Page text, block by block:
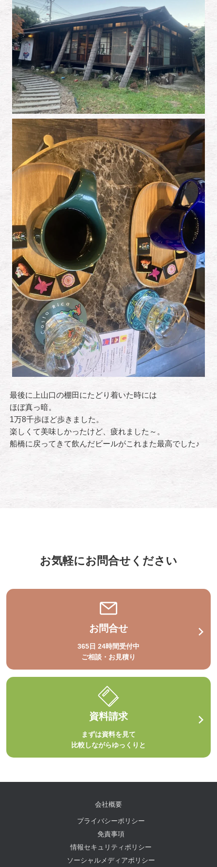
最後に上山口の棚田にたどり着いた時には
ほぼ真っ暗。
1万8千歩ほど歩きました。
楽しくて美味しかったけど、疲れました～。
船橋に戻ってきて飲んだビールがこれまた最高でした♪
お気軽にお問合せください
お問合せ
365日 24時間受付中
ご相談・お見積り
資料請求
まずは資料を見て
比較しながらゆっくりと
会社概要
プライバシーポリシー
免責事項
情報セキュリティポリシー
ソーシャルメディアポリシー